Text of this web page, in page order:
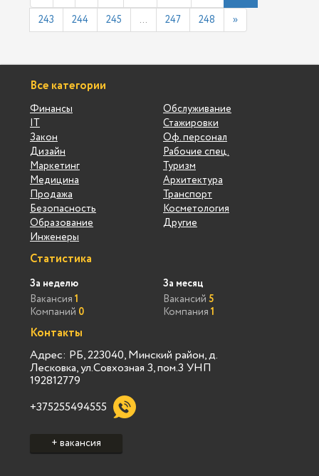
243 244 245 ... 247 248 »
Все категории
Финансы
IT
Закон
Дизайн
Маркетинг
Медицина
Продажа
Безопасность
Образование
Инженеры
Обслуживание
Стажировки
Оф. персонал
Рабочие спец.
Туризм
Архитектура
Транспорт
Косметология
Другие
Статистика
За неделю
Вакансия 1
Компаний 0
За месяц
Вакансий 5
Компания 1
Контакты
Адрес: РБ, 223040, Минский район, д.
Лесковка, ул.Совхозная 3, пом.3 УНП
192812779
+375255494555
+ вакансия